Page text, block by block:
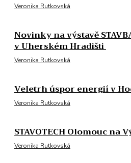
Veronika Rutkovská
Novinky na výstavě
v Uherském Hradišti
Veronika Rutkovská
Veletrh úspor energií v
Veronika Rutkovská
STAVOTECH Olomouc na
Veronika Rutkovská